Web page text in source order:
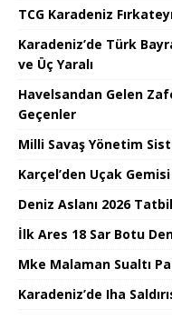
TCG Karadeniz
Karadeniz’de Türk
ve Üç Yaralı
Havelsandan Gelen
Geçenler
Milli Savaş Yönetim
Karçel’den Uçak
Deniz Aslanı 2026
İlk Ares 18 Sar Botu
Mke Malaman Sualtı
Karadeniz’de Iha